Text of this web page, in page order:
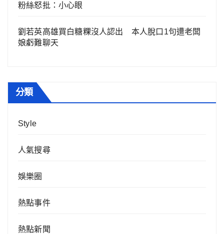
粉絲怒批：小心眼
劉若英高雄買白糖粿沒人認出 本人脫口1句遭老闆
娘虧難聊天
分類
Style
人氣搜尋
娛樂圈
熱點事件
熱點新聞